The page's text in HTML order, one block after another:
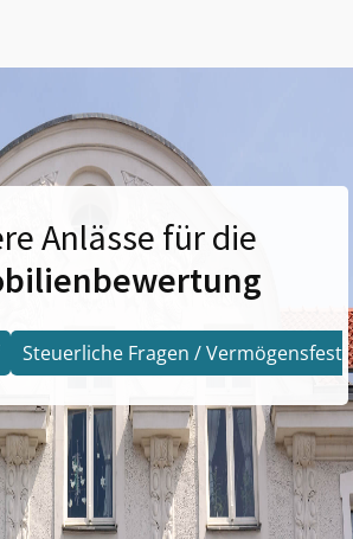
Anlässe für die
Steuerliche Fragen /